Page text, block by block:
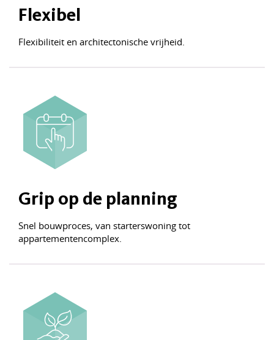
Flexibel
Flexibiliteit en architectonische vrijheid.
Grip op de planning
Snel bouwproces, van starterswoning tot
appartementencomplex.